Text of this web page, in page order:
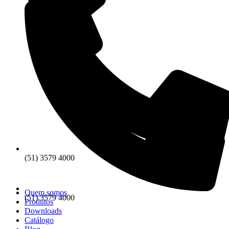
(51) 3579 4000
(51) 3579 4000
Quem somos
Produtos
Downloads
Catálogo